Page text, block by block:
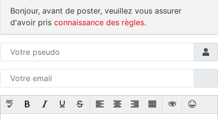
Bonjour, avant de poster, veuillez vous assurer
d'avoir pris connaissance des règles.